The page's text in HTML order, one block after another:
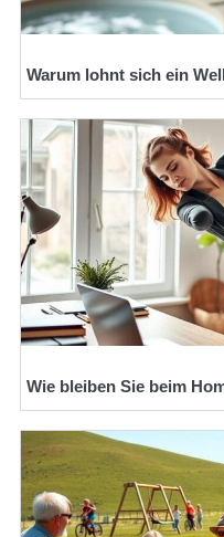
Warum lohnt sich ein
Wie bleiben Sie beim